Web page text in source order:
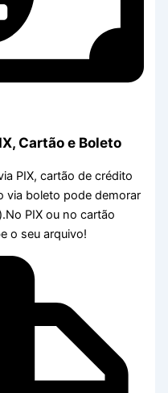
Cartão e Boleto
PIX, cartão de crédito
via boleto pode demorar
PIX ou no cartão
o seu arquivo!